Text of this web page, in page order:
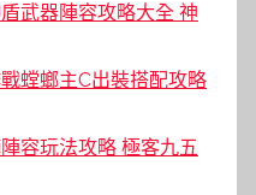
盾武器陣容攻略大全 神
螳螂主C出裝搭配攻略
容玩法攻略 極客九五